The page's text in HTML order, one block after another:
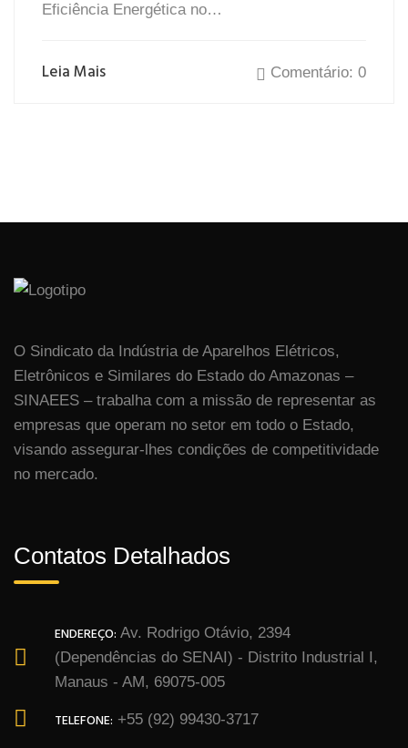
Eficiência Energética no…
Leia Mais Comentário: 0
O Sindicato da Indústria de Aparelhos Elétricos,
Eletrônicos e Similares do Estado do Amazonas –
SINAEES – trabalha com a missão de representar as
empresas que operam no setor em todo o Estado,
visando assegurar-lhes condições de competitividade
no mercado.
Contatos Detalhados
ENDEREÇO: Av. Rodrigo Otávio, 2394
(Dependências do SENAI) - Distrito Industrial I,
Manaus - AM, 69075-005
TELEFONE: +55 (92) 99430-3717